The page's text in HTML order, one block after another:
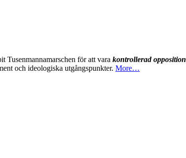
Tusenmannamarschen för att vara kontrollerad opposition
och ideologiska utgångspunkter. More…